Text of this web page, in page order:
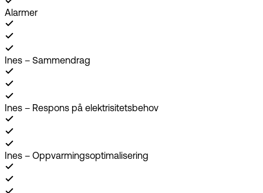
Alarmer
Ines – Sammendrag
Ines – Respons på elektrisitetsbehov
Ines – Oppvarmingsoptimalisering